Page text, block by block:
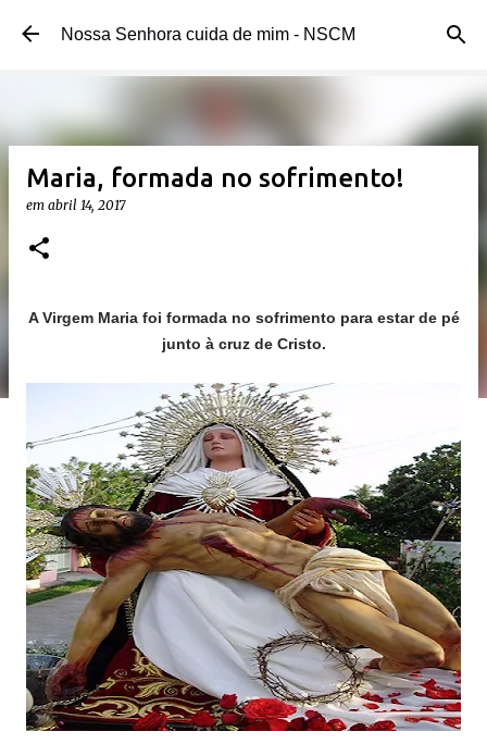
Pular para o conteúdo principal
Nossa Senhora cuida de mim - NSCM
Maria, formada no sofrimento!
em abril 14, 2017
A Virgem Maria foi formada no sofrimento para estar de pé
junto à cruz de Cristo.